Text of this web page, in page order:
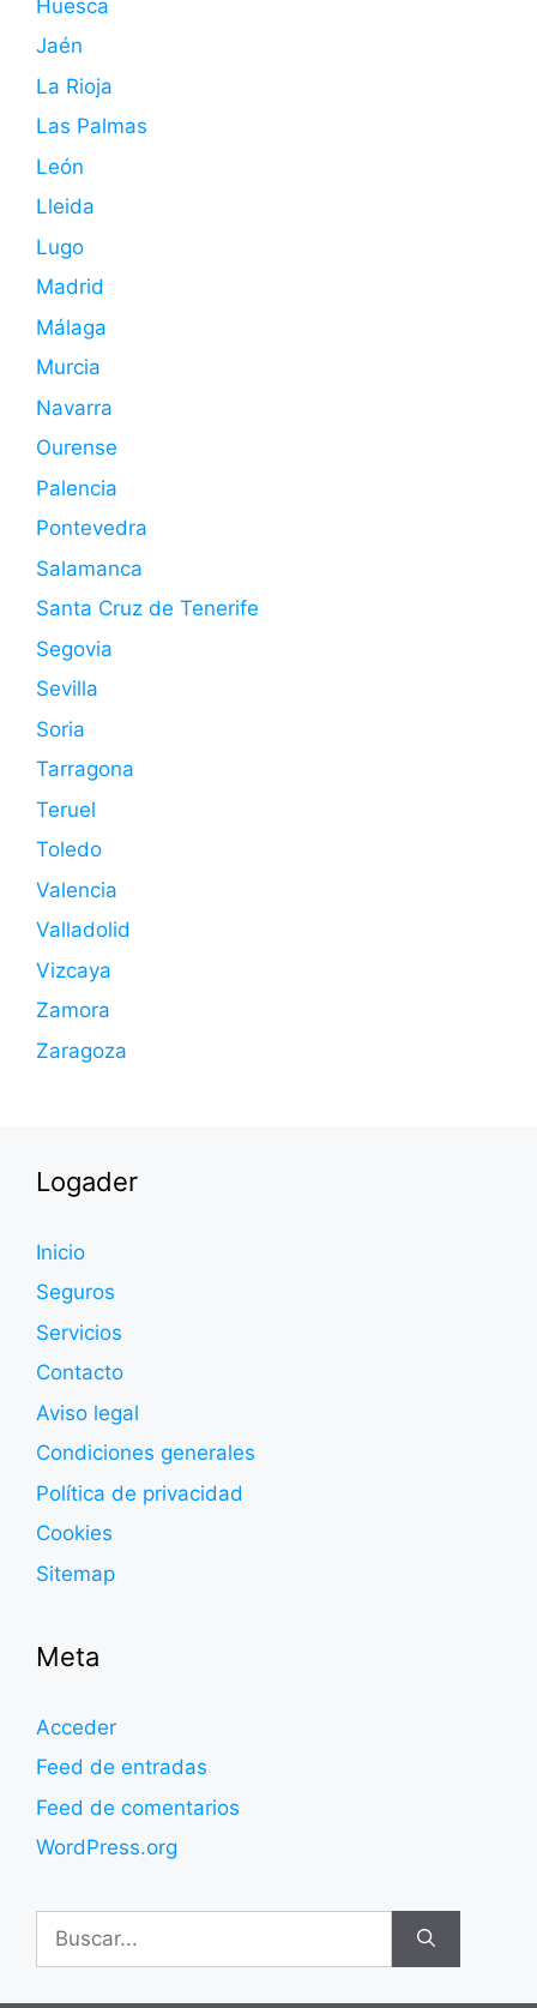
Huesca
Jaén
La Rioja
Las Palmas
León
Lleida
Lugo
Madrid
Málaga
Murcia
Navarra
Ourense
Palencia
Pontevedra
Salamanca
Santa Cruz de Tenerife
Segovia
Sevilla
Soria
Tarragona
Teruel
Toledo
Valencia
Valladolid
Vizcaya
Zamora
Zaragoza
Logader
Inicio
Seguros
Servicios
Contacto
Aviso legal
Condiciones generales
Política de privacidad
Cookies
Sitemap
Meta
Acceder
Feed de entradas
Feed de comentarios
WordPress.org
Buscar: